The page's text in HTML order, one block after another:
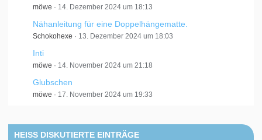
möwe 14. Dezember 2024 um 18:13
Nähanleitung für eine Doppelhängematte.
Schokohexe 13. Dezember 2024 um 18:03
Inti
möwe 14. November 2024 um 21:18
Glubschen
möwe 17. November 2024 um 19:33
HEISS DISKUTIERTE EINTRÄGE